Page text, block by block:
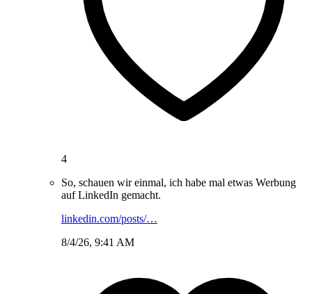
4
So, schauen wir einmal, ich habe mal etwas Werbung
auf LinkedIn gemacht.
linkedin.com/posts/…
8/4/26, 9:41 AM